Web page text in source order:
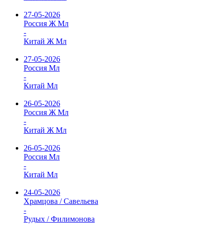
27-05-2026
Россия Ж Мл
-
Китай Ж Мл
27-05-2026
Россия Мл
-
Китай Мл
26-05-2026
Россия Ж Мл
-
Китай Ж Мл
26-05-2026
Россия Мл
-
Китай Мл
24-05-2026
Храмцова / Савельева
-
Рудых / Филимонова